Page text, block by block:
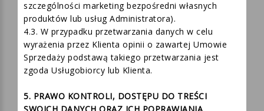
23 ust. 4 Ustawy o ochronie danych osobowych za
prawnie usprawiedliwiony cel uważa się w
szczególności marketing bezpośredni własnych
produktów lub usług Administratora).
4.3. W przypadku przetwarzania danych w celu
wyrażenia przez Klienta opinii o zawartej Umowie
zgoda Usługobiorcy lub Klienta.